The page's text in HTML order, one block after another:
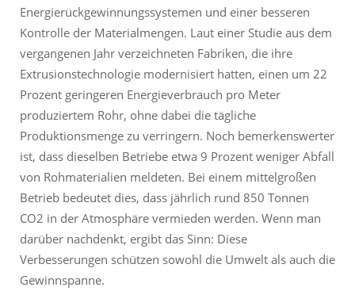
Energierückgewinnungssystemen und einer besseren
Kontrolle der Materialmengen. Laut einer Studie aus dem
vergangenen Jahr verzeichneten Fabriken, die ihre
Extrusionstechnologie modernisiert hatten, einen um 22
Prozent geringeren Energieverbrauch pro Meter
produziertem Rohr, ohne dabei die tägliche
Produktionsmenge zu verringern. Noch bemerkenswerter
ist, dass dieselben Betriebe etwa 9 Prozent weniger Abfall
von Rohmaterialien meldeten. Bei einem mittelgroßen
Betrieb bedeutet dies, dass jährlich rund 850 Tonnen
CO2 in der Atmosphäre vermieden werden. Wenn man
darüber nachdenkt, ergibt das Sinn: Diese
Verbesserungen schützen sowohl die Umwelt als auch die
Gewinnspanne.